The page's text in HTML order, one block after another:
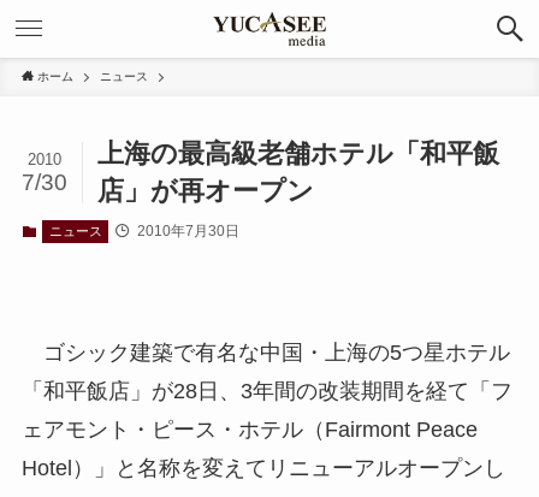
ホーム ニュース
上海の最高級老舗ホテル「和平飯
店」が再オープン
2010
7/30
ニュース 2010年7月30日
ゴシック建築で有名な中国・上海の5つ星ホテル
「和平飯店」が28日、3年間の改装期間を経て「フ
ェアモント・ピース・ホテル（Fairmont Peace
Hotel）」と名称を変えてリニューアルオープンし